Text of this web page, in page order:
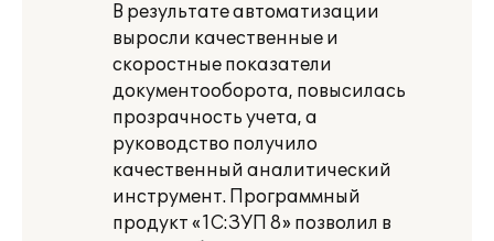
В результате автоматизации
выросли качественные и
скоростные показатели
документооборота, повысилась
прозрачность учета, а
руководство получило
качественный аналитический
инструмент. Программный
продукт «1С:ЗУП 8» позволил в